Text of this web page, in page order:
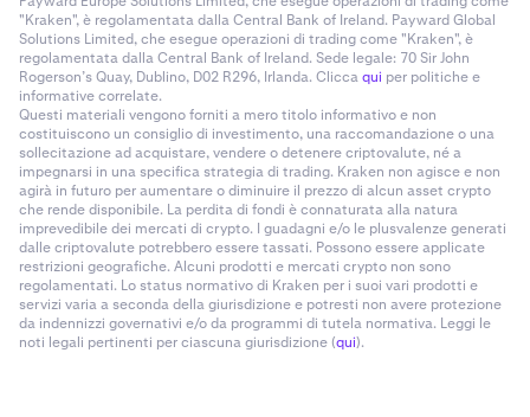
"Kraken", è regolamentata dalla Central Bank of Ireland. Payward Global
Solutions Limited, che esegue operazioni di trading come "Kraken", è
regolamentata dalla Central Bank of Ireland. Sede legale: 70 Sir John
Rogerson’s Quay, Dublino, D02 R296, Irlanda. Cliccaqui per politiche e
informative correlate.
Questi materiali vengono forniti a mero titolo informativo e non
costituiscono un consiglio di investimento, una raccomandazione o una
sollecitazione ad acquistare, vendere o detenere criptovalute, né a
impegnarsi in una specifica strategia di trading. Kraken non agisce e non
agirà in futuro per aumentare o diminuire il prezzo di alcun asset crypto
che rende disponibile. La perdita di fondi è connaturata alla natura
imprevedibile dei mercati di crypto. I guadagni e/o le plusvalenze generati
dalle criptovalute potrebbero essere tassati. Possono essere applicate
restrizioni geografiche. Alcuni prodotti e mercati crypto non sono
regolamentati. Lo status normativo di Kraken per i suoi vari prodotti e
servizi varia a seconda della giurisdizione e potresti non avere protezione
da indennizzi governativi e/o da programmi di tutela normativa. Leggi le
noti legali pertinenti per ciascuna giurisdizione (qui).